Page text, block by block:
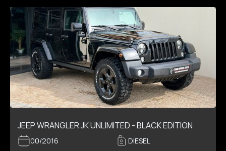
JEEP WRANGLER JK UNLIMITED - BLACK EDITION
00/2016
DIESEL